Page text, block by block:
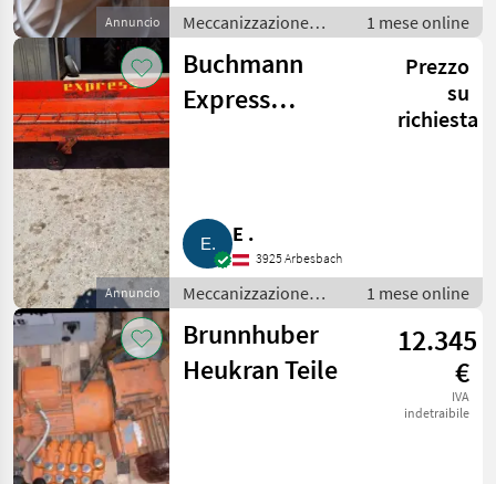
Annuncio
Meccanizzazione
interna / Fienagione
1 mese online
Annuncio
Buchmann
Express
Prezzo
su
richiesta
E .
3925 Arbesbach
Meccanizzazione
interna / Fienagione
1 mese online
Brunnhuber
Heukran Teile
12.345
€
IVA
indetraibile